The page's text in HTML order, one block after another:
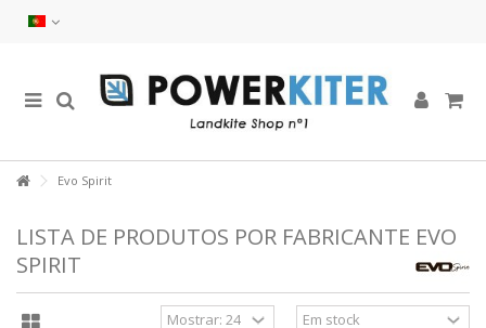
Evo Spirit
LISTA DE PRODUTOS POR FABRICANTE EVO
SPIRIT